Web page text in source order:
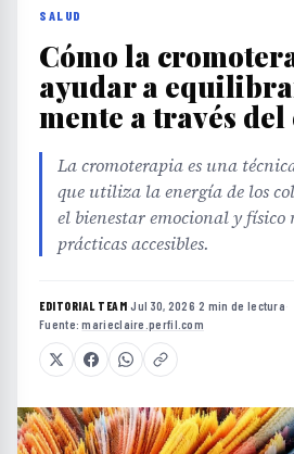
SALUD
Cómo la
ayudar a
mente a través
La cromoterapia es una
que utiliza la energía de los
el bienestar emocional y
prácticas accesibles.
EDITORIAL TEAM·Jul 30, 2026·2 min de lectura·
Fuente:marieclaire.perfil.com